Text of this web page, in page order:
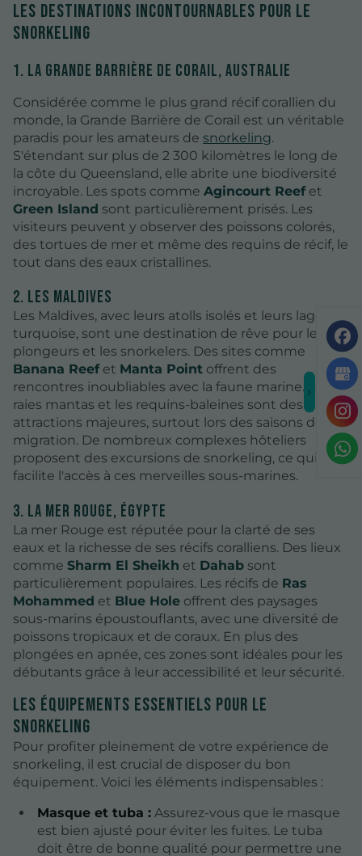
Les destinations incontournables pour le
snorkeling
1. La Grande Barrière de Corail, Australie
Considérée comme le plus grand récif corallien du
monde, la Grande Barrière de Corail est un véritable
paradis pour les amateurs de snorkeling.
S'étendant sur plus de 2 300 kilomètres le long de
la côte du Queensland, elle abrite une biodiversité
incroyable. Les spots comme Agincourt Reefet
Green Island sont particulièrement prisés. Les
visiteurs peuvent y observer des poissons colorés,
des tortues de mer et même des requins de récif, le
tout dans des eaux cristallines.
2. Les Maldives
Les Maldives, avec leurs atolls isolés et leurs lagons
turquoise, sont une destination de rêve pour les
plongeurs et les snorkelers. Des sites comme
Banana Reefet Manta Point offrent des
rencontres inoubliables avec la faune marine. Les
raies mantas et les requins-baleines sont des
attractions majeures, surtout lors des saisons de
migration. De nombreux complexes hôteliers
proposent des excursions de snorkeling, ce qui
facilite l'accès à ces merveilles sous-marines.
3. La mer Rouge, Égypte
La mer Rouge est réputée pour la clarté de ses
eaux et la richesse de ses récifs coralliens. Des lieux
comme Sharm El Sheikh et Dahab sont
particulièrement populaires. Les récifs de Ras
Mohammed et Blue Hole offrent des paysages
sous-marins époustouflants, avec une diversité de
poissons tropicaux et de coraux. En plus des
plongées en apnée, ces zones sont idéales pour les
débutants grâce à leur accessibilité et leur sécurité.
Les équipements essentiels pour le
snorkeling
Pour profiter pleinement de votre expérience de
snorkeling, il est crucial de disposer du bon
équipement. Voici les éléments indispensables :
Masque et tuba :Assurez-vous que le masque
est bien ajusté pour éviter les fuites. Le tuba
doit être de bonne qualité pour permettre une